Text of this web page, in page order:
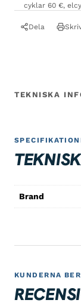
cyklar 60 €,
Dela
TEKNISKA
Brand
KUNDERNA